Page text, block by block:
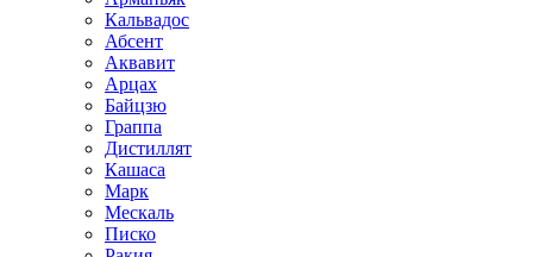
Кальвадос
Абсент
Аквавит
Арцах
Байцзю
Граппа
Дистиллят
Кашаса
Марк
Мескаль
Писко